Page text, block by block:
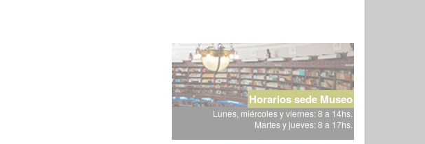
Horarios sede Museo
Lunes, miércoles y viernes: 8 a 14hs.
Martes y jueves: 8 a 17hs.